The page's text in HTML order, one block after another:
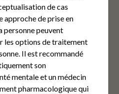
de cas
approche de prise en
personne peuvent
les options de traitement
Il est recommandé
son
mentale et un médecin
pharmacologique qui